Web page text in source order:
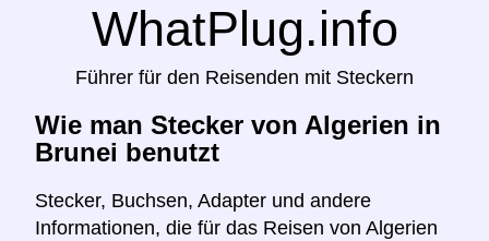
WhatPlug.info
Führer für den Reisenden mit Steckern
Wie man Stecker von Algerien in
Brunei benutzt
Stecker, Buchsen, Adapter und andere
Informationen, die für das Reisen von Algerien